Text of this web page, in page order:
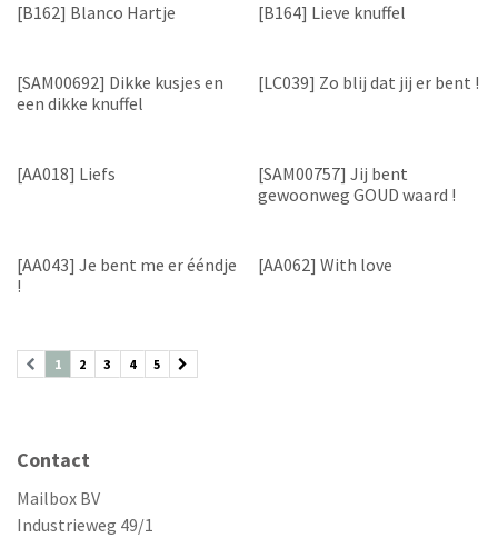
[B162] Blanco Hartje [B164] Lieve knuffel
[SAM00692] Dikke kusjes en
een dikke knuffel
[LC039] Zo blij dat jij er bent !
[AA018] Liefs
[SAM00757] Jij bent
gewoonweg GOUD waard !
[AA043] Je bent me er ééndje
!
[AA062] With love
1 2 3 4 5
Contact
Mailbox BV
Industrieweg 49/1